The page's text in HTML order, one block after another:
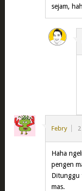
sejam,
Febry
Haha
pengen
Ditunggu
mas.